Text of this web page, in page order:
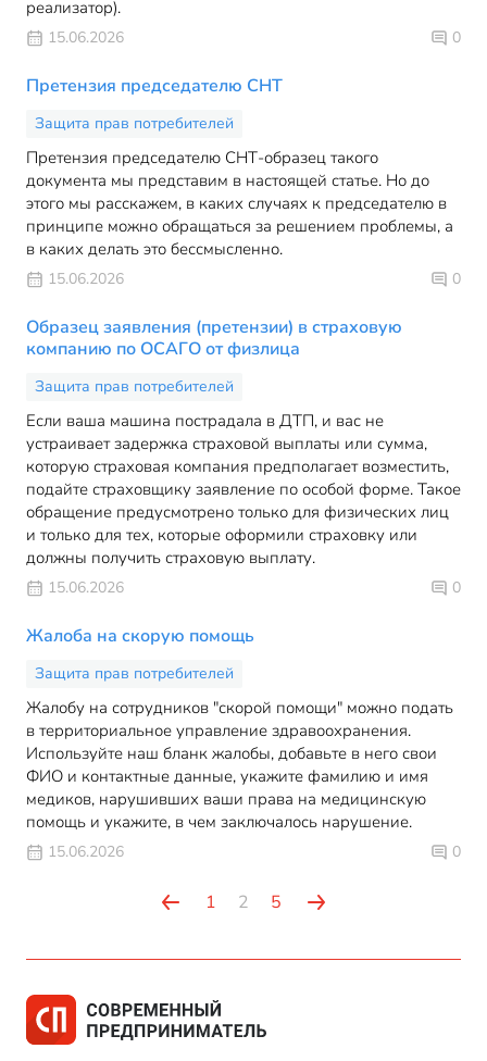
реализатор).
15.06.2026 0
Претензия председателю СНТ
Защита прав потребителей
Претензия председателю СНТ-образец такого
документа мы представим в настоящей статье. Но до
этого мы расскажем, в каких случаях к председателю в
принципе можно обращаться за решением проблемы, а
в каких делать это бессмысленно.
15.06.2026 0
Образец заявления (претензии) в страховую
компанию по ОСАГО от физлица
Защита прав потребителей
Если ваша машина пострадала в ДТП, и вас не
устраивает задержка страховой выплаты или сумма,
которую страховая компания предполагает возместить,
подайте страховщику заявление по особой форме. Такое
обращение предусмотрено только для физических лиц
и только для тех, которые оформили страховку или
должны получить страховую выплату.
15.06.2026 0
Жалоба на скорую помощь
Защита прав потребителей
Жалобу на сотрудников "скорой помощи" можно подать
в территориальное управление здравоохранения.
Используйте наш бланк жалобы, добавьте в него свои
ФИО и контактные данные, укажите фамилию и имя
медиков, нарушивших ваши права на медицинскую
помощь и укажите, в чем заключалось нарушение.
15.06.2026 0
1 2 5